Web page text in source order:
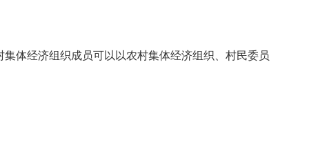
体经济组织成员可以以农村集体经济组织、村民委员